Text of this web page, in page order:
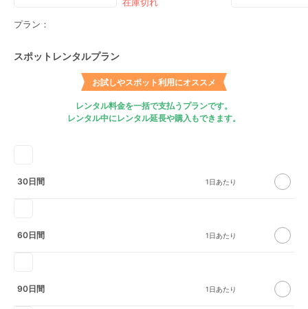
プラン：
スポットレンタルプラン
お試しやスポット利用にオススメ
レンタル料金を一括で支払うプランです。
レンタル中にレンタル延長や購入もできます。
30日間
60日間
90日間